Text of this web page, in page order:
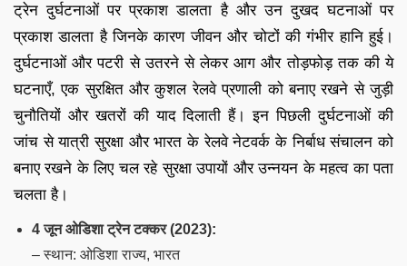
ट्रेन दुर्घटनाओं पर प्रकाश डालता है और उन दुखद घटनाओं पर
प्रकाश डालता है जिनके कारण जीवन और चोटों की गंभीर हानि हुई।
दुर्घटनाओं और पटरी से उतरने से लेकर आग और तोड़फोड़ तक की ये
घटनाएँ, एक सुरक्षित और कुशल रेलवे प्रणाली को बनाए रखने से जुड़ी
चुनौतियों और खतरों की याद दिलाती हैं। इन पिछली दुर्घटनाओं की
जांच से यात्री सुरक्षा और भारत के रेलवे नेटवर्क के निर्बाध संचालन को
बनाए रखने के लिए चल रहे सुरक्षा उपायों और उन्नयन के महत्व का पता
चलता है।
4 जून ओडिशा ट्रेन टक्कर (2023):
– स्थान: ओडिशा राज्य, भारत